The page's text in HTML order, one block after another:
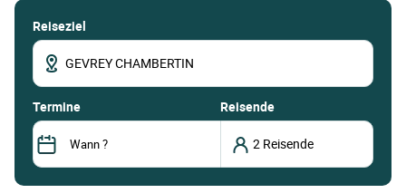
Reiseziel
termine Reisende